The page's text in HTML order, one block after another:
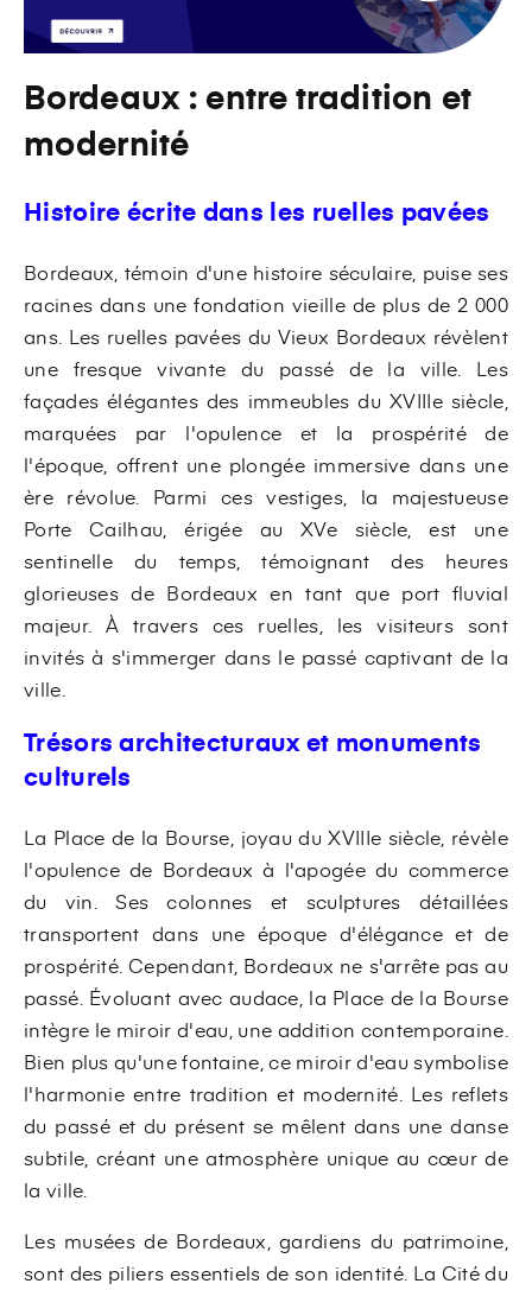
Bordeaux : entre tradition et
modernité
Histoire écrite dans les ruelles pavées
Bordeaux, témoin d'une histoire séculaire, puise ses
racines dans une fondation vieille de plus de 2 000
ans. Les ruelles pavées du Vieux Bordeaux révèlent
une fresque vivante du passé de la ville. Les
façades élégantes des immeubles du XVIIIe siècle,
marquées par l'opulence et la prospérité de
l'époque, offrent une plongée immersive dans une
ère révolue. Parmi ces vestiges, la majestueuse
Porte Cailhau, érigée au XVe siècle, est une
sentinelle du temps, témoignant des heures
glorieuses de Bordeaux en tant que port fluvial
majeur. À travers ces ruelles, les visiteurs sont
invités à s'immerger dans le passé captivant de la
ville.
Trésors architecturaux et monuments
culturels
La Place de la Bourse, joyau du XVIIIe siècle, révèle
l'opulence de Bordeaux à l'apogée du commerce
du vin. Ses colonnes et sculptures détaillées
transportent dans une époque d'élégance et de
prospérité. Cependant, Bordeaux ne s'arrête pas au
passé. Évoluant avec audace, la Place de la Bourse
intègre le miroir d'eau, une addition contemporaine.
Bien plus qu'une fontaine, ce miroir d'eau symbolise
l'harmonie entre tradition et modernité. Les reflets
du passé et du présent se mêlent dans une danse
subtile, créant une atmosphère unique au cœur de
la ville.
Les musées de Bordeaux, gardiens du patrimoine,
sont des piliers essentiels de son identité. La Cité du